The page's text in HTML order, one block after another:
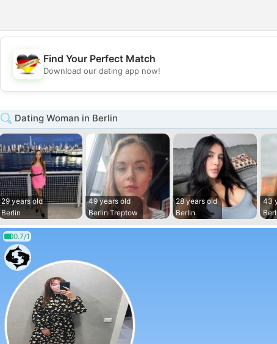
💖
💕
Find Your Perfect Match
Download our dating app now!
Dating Woman in Berlin
29 years old
Berlin
49 years old
Berlin Treptow
28 years old
Berlin
43
0.7/1